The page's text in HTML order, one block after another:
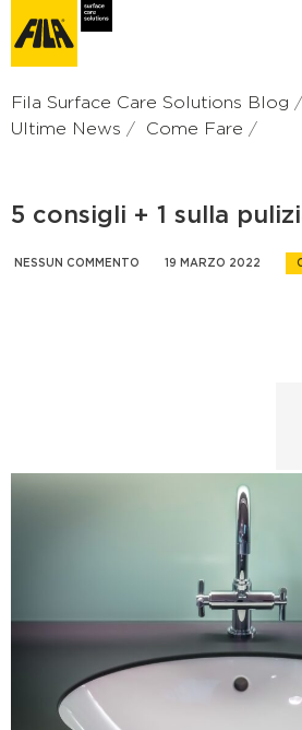
Fila Surface Care Solutions Blog
Ultime News
Come Fare
5 consigli + 1 sulla
NESSUN COMMENTO 19 MARZO 2022